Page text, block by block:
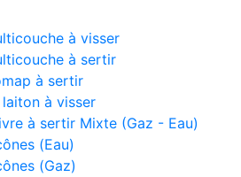
à visser
à sertir
à sertir
à visser
à sertir Mixte (Gaz - Eau)
(Eau)
(Gaz)